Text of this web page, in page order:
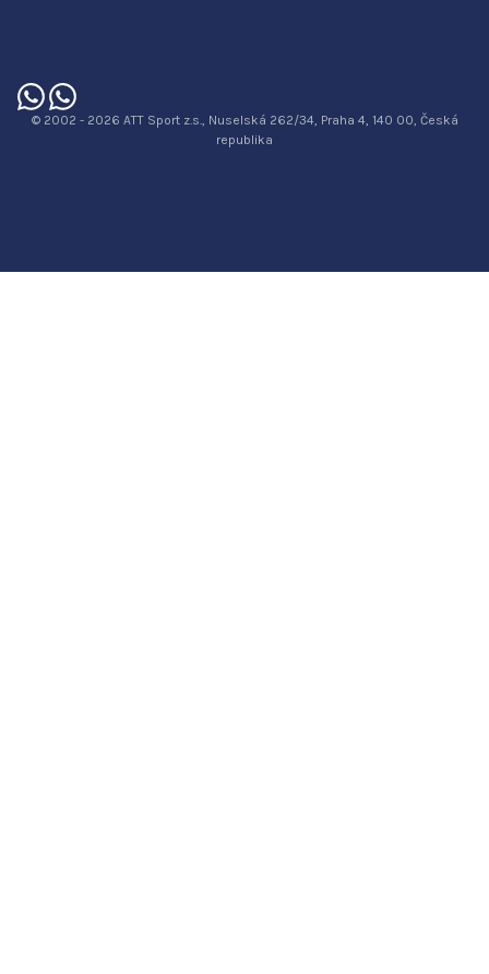
© 2002 - 2026 ATT Sport z.s., Nuselská 262/34, Praha 4, 140 00, Česká
republika